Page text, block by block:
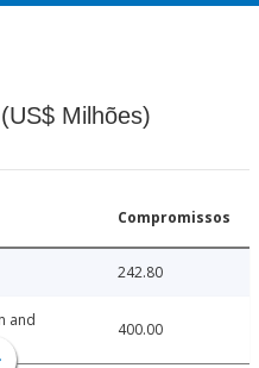
Milhões)
Compromissos
242.80
and
400.00